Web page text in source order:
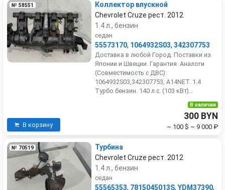
№ 58551
Коллектор впускной
Chevrolet Cruze рест. 2012
1.4 л., бензин
седан
55573170, 1064932S03, 342307753
Доставка в любой Город. Поставки из
Японии и Швеции. Гарантия. Аналоги
(Совместимость с ДВС):
1064932S03,342307753, A14NET. 1.4
Турбо бензин. 140 л.с. (103 кВт)...
В корзину
В наличии
300 BYN
~ 100 $ ~ 9 000 ₽
№ 70519
Турбина
Chevrolet Cruze рест. 2012
1.4 л., бензин
седан
55565353, 7815045013S, YDM37390,